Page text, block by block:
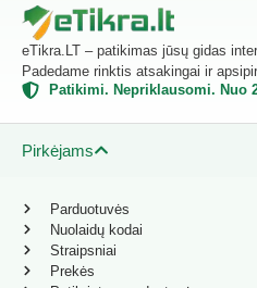
eTikra.LT – patikimas jūsų gidas
Padedame rinktis atsakingai ir
Patikimi. Nepriklausomi. Nuo
Pirkėjams
Parduotuvės
Nuolaidų kodai
Straipsniai
Prekės